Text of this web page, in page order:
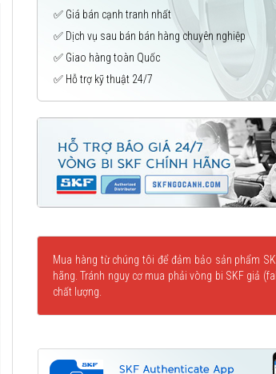
✅ Giá bán cạnh tranh nhất
✅ Dịch vụ sau bán bán hàng chuyên nghiệp
✅ Giao hàng toàn Quốc
✅ Hỗ trợ kỹ thuật 24/7
Mua hàng từ chúng tôi để đảm bảo sản phẩm
hãng. Tránh nguy cơ mua phải vòng bi SKF giả
chất lượng.